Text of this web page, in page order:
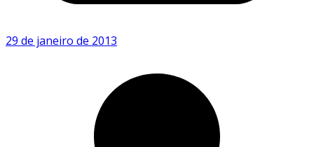
29 de janeiro de 2013